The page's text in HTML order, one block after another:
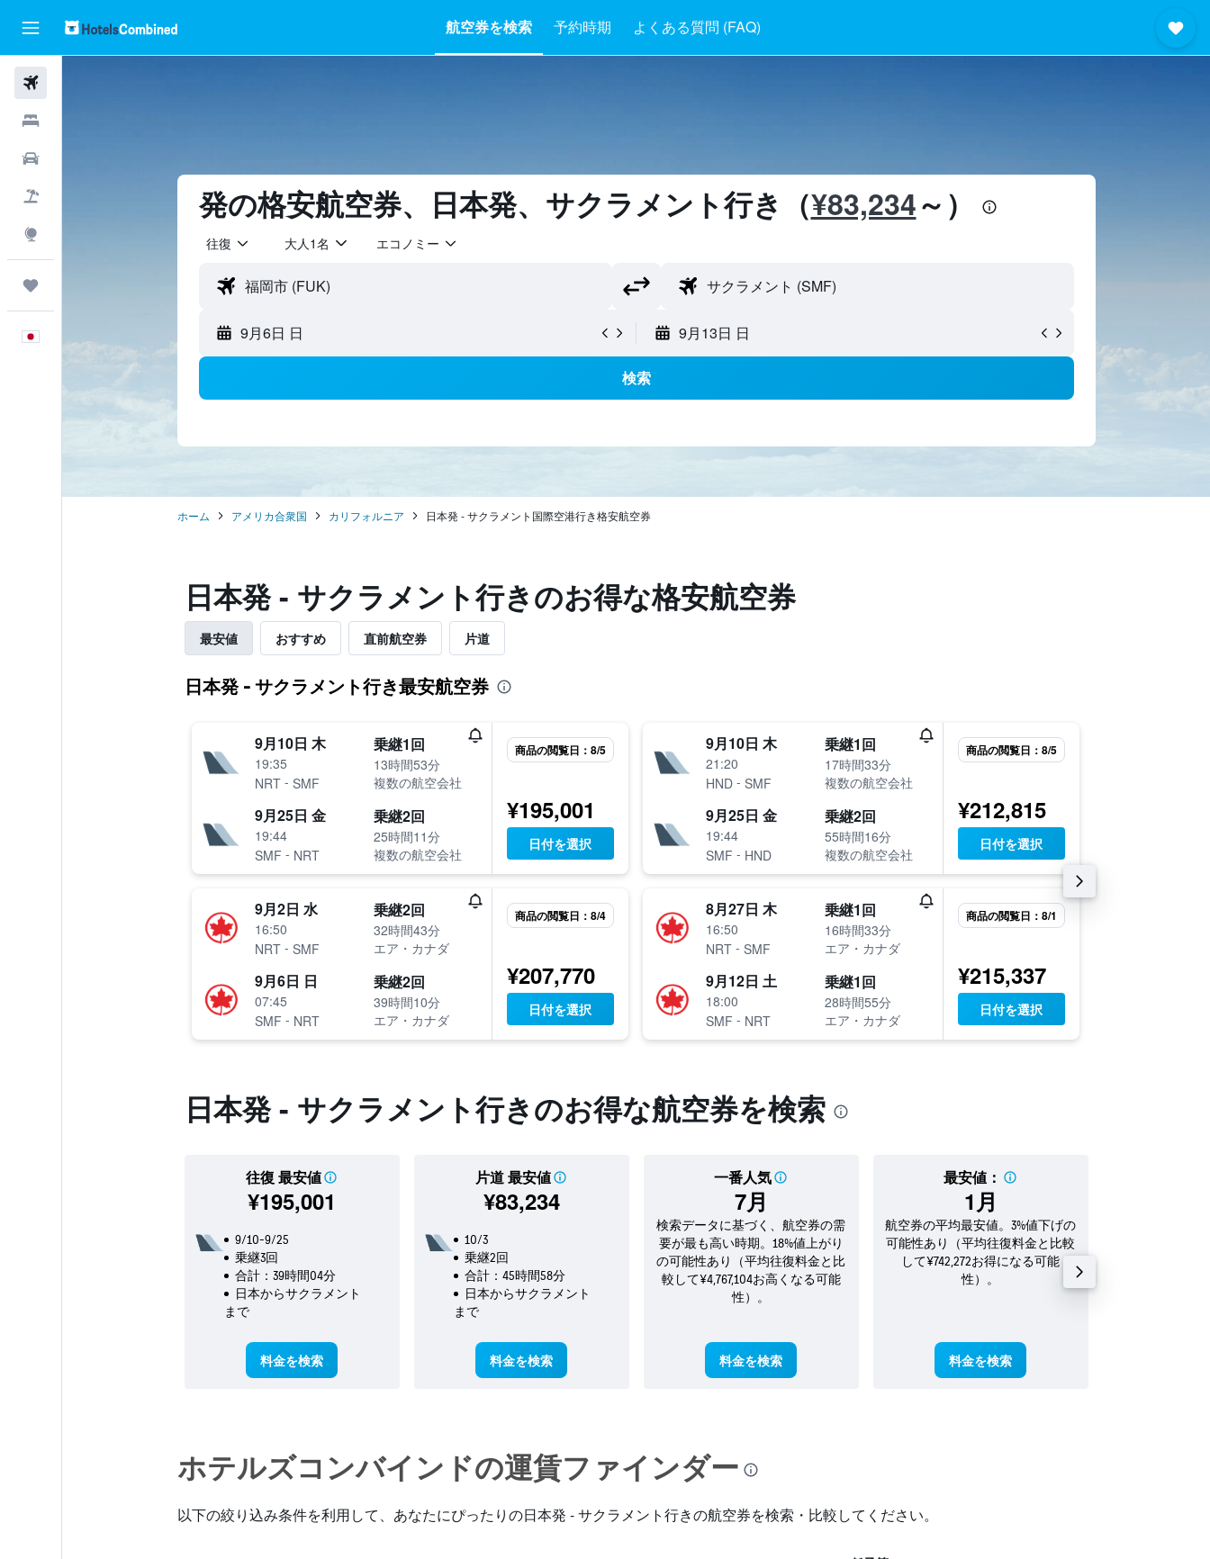
航空券を検索 予約時期 よくある質問 (FAQ)
日本語
​発の格安航空券、日本​発​、サクラメント​行き​（¥83,234​～）
往復 大人1名 エコノミー
9月6日 日 9月13日 日
検索
ホーム アメリカ合衆国 カリフォルニア 日本発 - サクラメント国際空港行き格安航空券
​日本発 - サクラメント​行きのお得な格安航空券
最安値 おすすめ 直前航空券 片道
日本発 - サクラメント行き最安航空券
9月10日 木
19:35
NRT- SMF
乗継1回
13時間53分
複数の航空会社
9月25日 金
19:44
SMF - NRT
乗継2回
25時間11分
複数の航空会社
商品の閲覧日：8/5
¥195,001
日付を選択
9月2日 水
16:50
NRT- SMF
乗継2回
32時間43分
エア・カナダ
9月6日 日
07:45
SMF - NRT
乗継2回
39時間10分
エア・カナダ
商品の閲覧日：8/4
¥207,770
日付を選択
9月10日 木
21:20
HND- SMF
乗継1回
17時間33分
複数の航空会社
9月25日 金
19:44
SMF - HND
乗継2回
55時間16分
複数の航空会社
商品の閲覧日：8/5
¥212,815
日付を選択
8月27日 木
16:50
NRT- SMF
乗継1回
16時間33分
エア・カナダ
9月12日 土
18:00
SMF - NRT
乗継1回
28時間55分
エア・カナダ
商品の閲覧日：8/1
¥215,337
日付を選択
日本発 - サクラメント行きのお得な航空券を検索
往復 最安値
¥195,001
片道 最安値
¥83,234
一番人気
7月
最安値：
1月
9/10-9/25
乗継3回
合計：39時間04分
日本​からサクラメント​
まで
料金を検索
10/3
乗継2回
合計：45時間58分
日本​からサクラメント​
まで
料金を検索
検索データに基づく、航空券の需
要が最も高い時期。18%値上がり
の可能性あり（平均往復料金と比
較して¥4,767,104お高くなる可能
性）。
料金を検索
航空券の平均最安値。3%値下げの
可能性あり（平均往復料金と比較
して¥742,272お得になる可能
性）。
料金を検索
ホテルズコンバインド​の運賃ファインダー
以下の絞り込み条件を利用して、あなたにぴったりの日本発 - サクラメント行きの航空券を検索・比較してください。